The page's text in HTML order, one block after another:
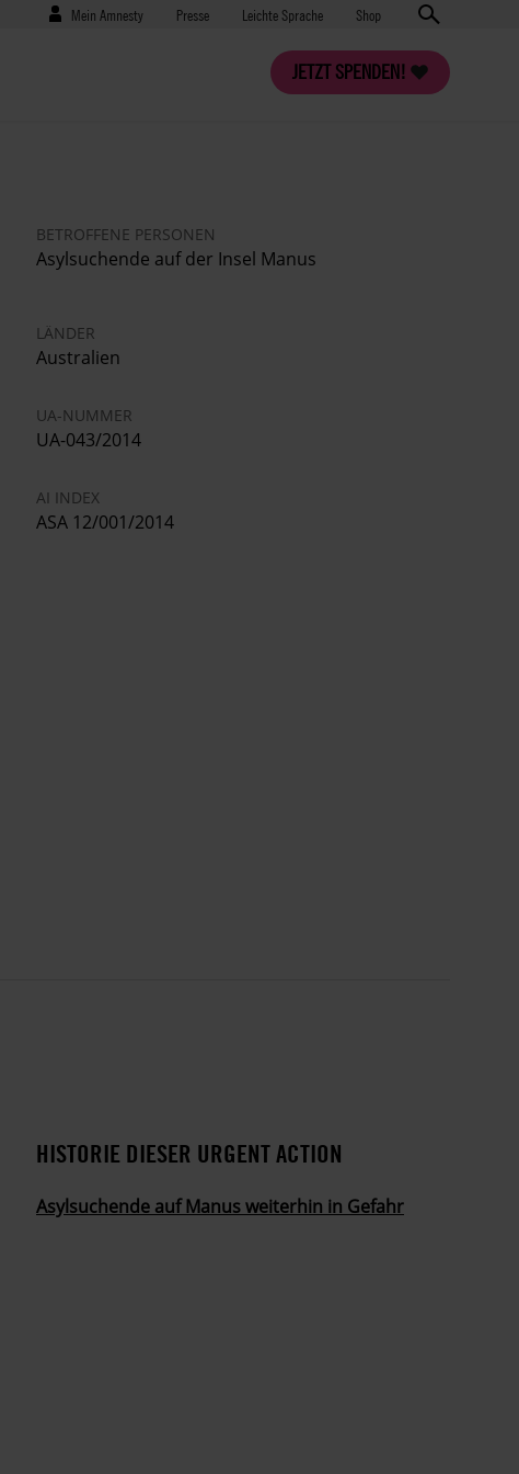
Benutzermenü
Mein Amnesty Presse
Presse Leichte Sprache Shop
JETZT SPENDEN!
BETROFFENE PERSONEN
Asylsuchende auf der Insel Manus
LÄNDER
Australien
UA-NUMMER
UA-043/2014
AI INDEX
ASA 12/001/2014
HISTORIE DIESER URGENT ACTION
Asylsuchende auf Manus weiterhin in Gefahr